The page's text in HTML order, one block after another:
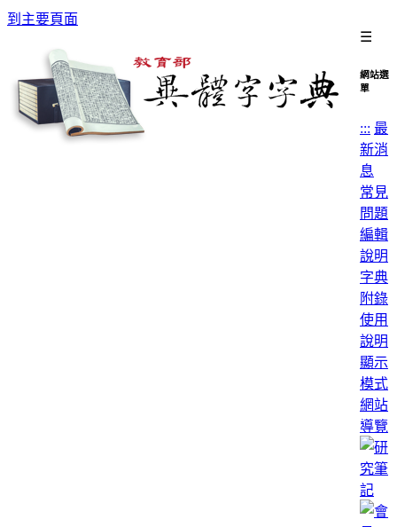
到主要頁面
☰
網站選
單
::: 最
新消
息
常見
問題
編輯
說明
字典
附錄
使用
說明
顯示
模式
網站
導覽